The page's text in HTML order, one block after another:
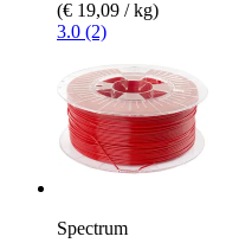
(€ 19,09 / kg)
3.0 (2)
Spectrum